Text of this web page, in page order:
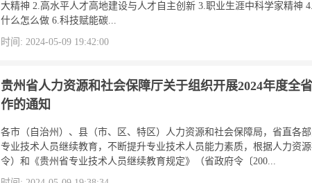
大精神 2.高水平人才高地建设与人才自主创新 3.职业生涯中科学家精
什么怎么做 6.科技赋能碳...
时间: 2024-05-09 19:42:00
贵州省人力资源和社会保障厅关于组织开展2024年度全
作的通知
各市（自治州）、县（市、区、特区）人力资源和社会保障局，省直各
专业技术人员继续教育，不断提升专业技术人员能力素质，根据人力资
令）和《贵州省专业技术人员继续教育规定》（省政府令〔200...